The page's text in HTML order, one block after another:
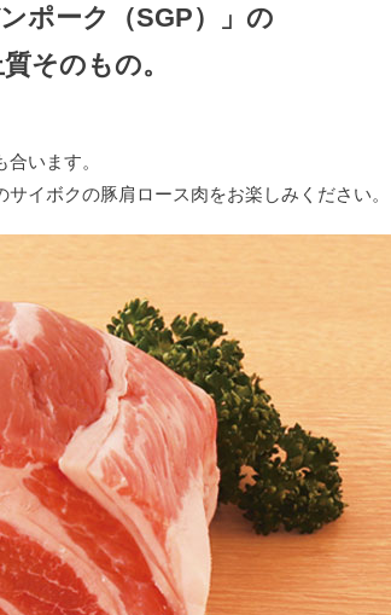
ポーク（SGP）」の
そのもの。
います。
イボクの豚肩ロース肉をお楽しみください。